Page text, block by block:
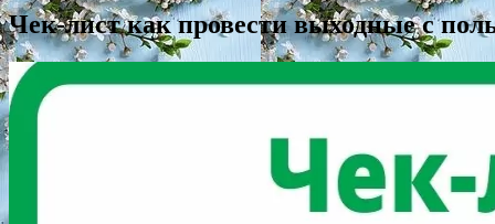
Чек-лист как провести выходные с